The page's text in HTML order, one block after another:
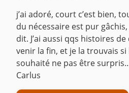
j’ai adoré, court c’est bien,
du nécessaire est pur gâchis,
dit. J’ai aussi qqs histoires de
venir la fin, et je la trouvais si
souhaité ne pas être
Carlus